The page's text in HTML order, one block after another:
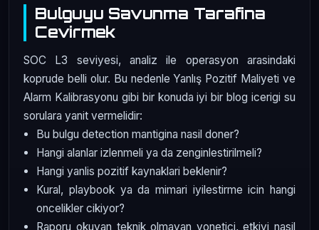
Bulguyu Savunma Tarafina
Cevirmek
SOC L3 seviyesi, analiz ile operasyon arasindaki
koprude belli olur. Bu nedenle Yanlış Pozitif Maliyeti ve
Alarm Kalibrasyonu gibi bir konuda iyi bir blog icerigi su
sorulara yanit vermelidir:
Bu bulgu detection mantigina nasil doner?
Hangi alanlar izlenmeli ya da zenginlestirilmeli?
Hangi yanlis pozitif kaynaklari beklenir?
Kural, playbook ya da mimari iyilestirme icin hangi
oncelikler cikiyor?
Raporu okuyan teknik olmayan yonetici, etkiyi nasil